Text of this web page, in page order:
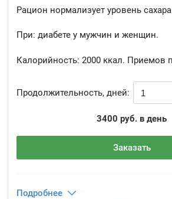
Рацион нормализует уровень
При: диабете у мужчин и женщин.
Калорийность: 2000 ккал. Приемов
Продолжительность, дней:
3400 руб. в день
Заказать
Подробнее